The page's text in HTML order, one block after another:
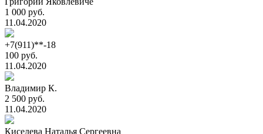
1 000 руб.
11.04.2020
+7(911)**-18
100 руб.
11.04.2020
Владимир К.
2 500 руб.
11.04.2020
Киселева Наталья Сергеевна